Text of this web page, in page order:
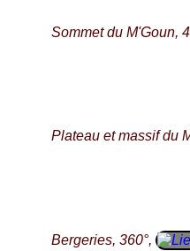
Sommet du M'Goun,
Plateau et massif du
Bergeries, 360°,